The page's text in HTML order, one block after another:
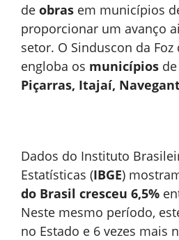
de obras em municípios
proporcionar um avanço
setor. O Sinduscon da
engloba os municípios de
Piçarras, Itajaí,
Dados do Instituto
Estatísticas (IBGE)
do Brasil cresceu 6,5%
Neste mesmo período,
no Estado e 6 vezes mais